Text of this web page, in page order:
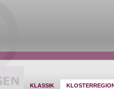
KLASSIK